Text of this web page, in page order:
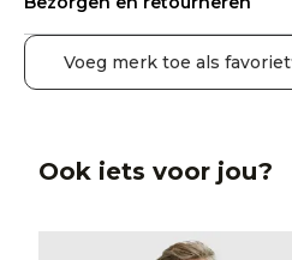
Voeg merk toe als favoriet
Ook iets voor jou?